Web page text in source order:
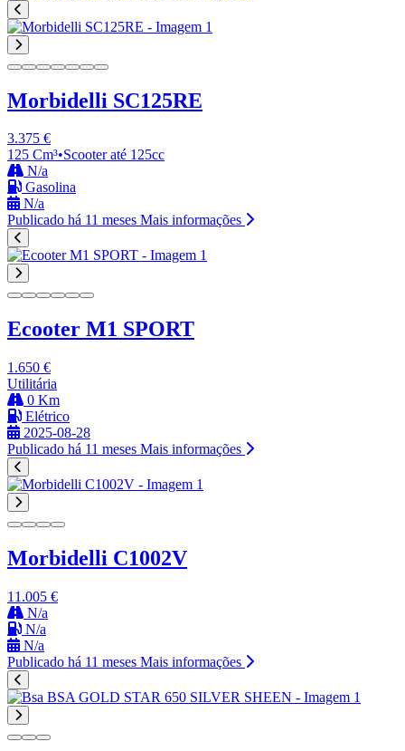
Morbidelli SC125RE
3.375 €
125 Cm³•Scooter até 125cc
N/a
Gasolina
N/a
Publicado há 11 meses Mais informações
Ecooter M1 SPORT
1.650 €
Utilitária
0 Km
Elétrico
2025-08-28
Publicado há 11 meses Mais informações
Morbidelli C1002V
11.005 €
N/a
N/a
N/a
Publicado há 11 meses Mais informações